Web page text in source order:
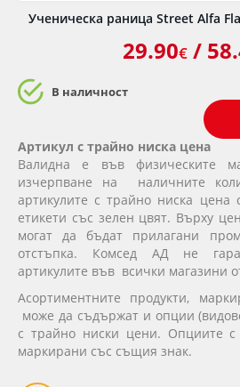
Ученическа раница Street Alfa
29.90€/
В наличност
Артикул с трайно ниска цена
Валидна е във физическите
изчерпване на наличните
артикулите с трайно ниска
етикети със зелен цвят. Върху
могат да бъдат прилагани
отстъпка. Комсед АД не
артикулите във всички магазини
Асортиментните продукти,
може да съдържат и опции
с трайно ниски цени. Опциите
маркирани със същия знак.